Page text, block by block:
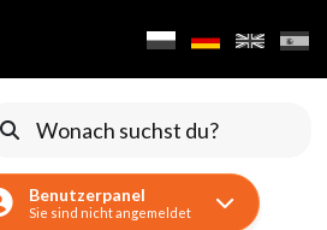
Benutzerpanel
Sie sind nicht angemeldet